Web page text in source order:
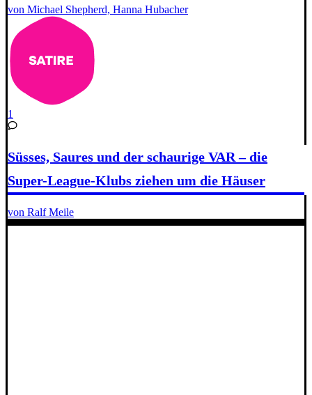
von Michael Shepherd, Hanna Hubacher
1
Süsses, Saures und der schaurige VAR – die
Super-League-Klubs ziehen um die Häuser
von Ralf Meile